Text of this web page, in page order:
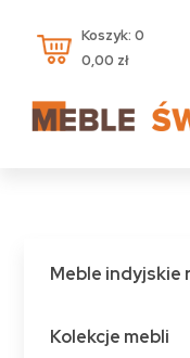
Koszyk: 0
0,00 zł
Meble indyjskie
Kolekcje mebli